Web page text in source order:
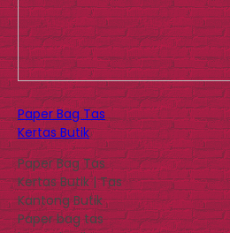
Paper Bag Tas
Kertas Butik
Paper Bag Tas
Kertas Butik | Tas
Kantong Butik
Paper bag tas